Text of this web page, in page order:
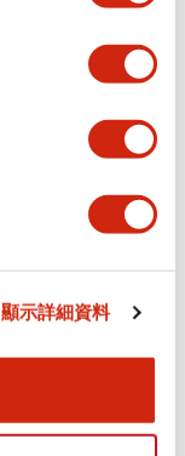
顯示詳細資料
顯示全部+